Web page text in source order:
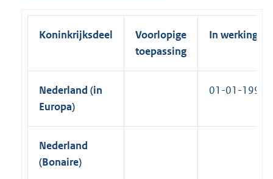
)
i
k
Koninkrijksdeel
Voorlopige
toepassing
In werking
Nederland (in
Europa)
01-01-1994
Nederland
(Bonaire)